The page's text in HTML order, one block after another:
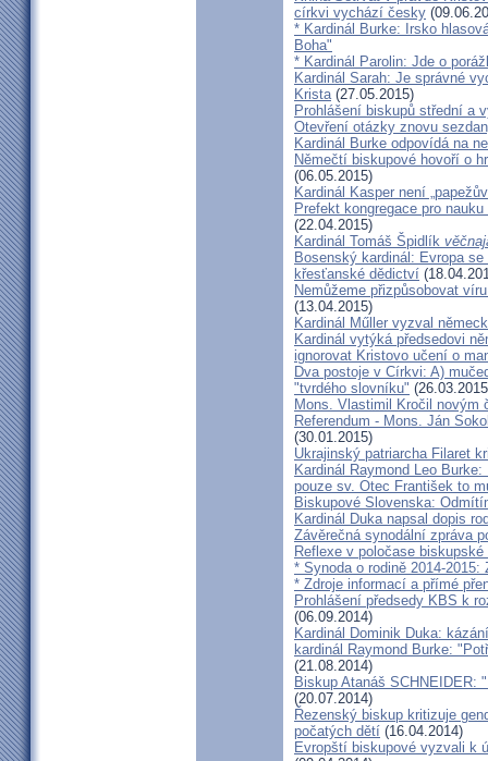
církvi vychází česky
* Kardinál Burke: Irsko
Boha"
* Kardinál Parolin: Jde o
Kardinál Sarah: Je správné
Krista(27.05.2015)
Prohlášení biskupů střední a
Otevření otázky znovu
Kardinál Burke odpovídá na
Němečtí biskupové hovoří o
(06.05.2015)
Kardinál Kasper není
Prefekt kongregace pro
(22.04.2015)
Kardinál Tomáš Špidlík
Bosenský kardinál: Evropa
křesťanské dědictví
Nemůžeme přizpůsobovat
(13.04.2015)
Kardinál Műller vyzval
Kardinál vytýká předsedovi
ignorovat Kristovo učení o
Dva postoje v Církvi: A)
"tvrdého slovníku"
Mons. Vlastimil Kročil novým
Referendum - Mons. Ján
(30.01.2015)
Ukrajinský patriarcha Filaret
Kardinál Raymond Leo
pouze sv. Otec František to
Biskupové Slovenska:
Kardinál Duka napsal dopis
Závěrečná synodální zpráva
Reflexe v poločase
* Synoda o rodině 2014-2015:
* Zdroje informací a přímé
Prohlášení předsedy KBS k
(06.09.2014)
Kardinál Dominik Duka:
kardinál Raymond Burke:
(21.08.2014)
Biskup Atanáš
(20.07.2014)
Řezenský biskup kritizuje
počatých dětí (16.04.2014)
Evropští biskupové vyzvali k